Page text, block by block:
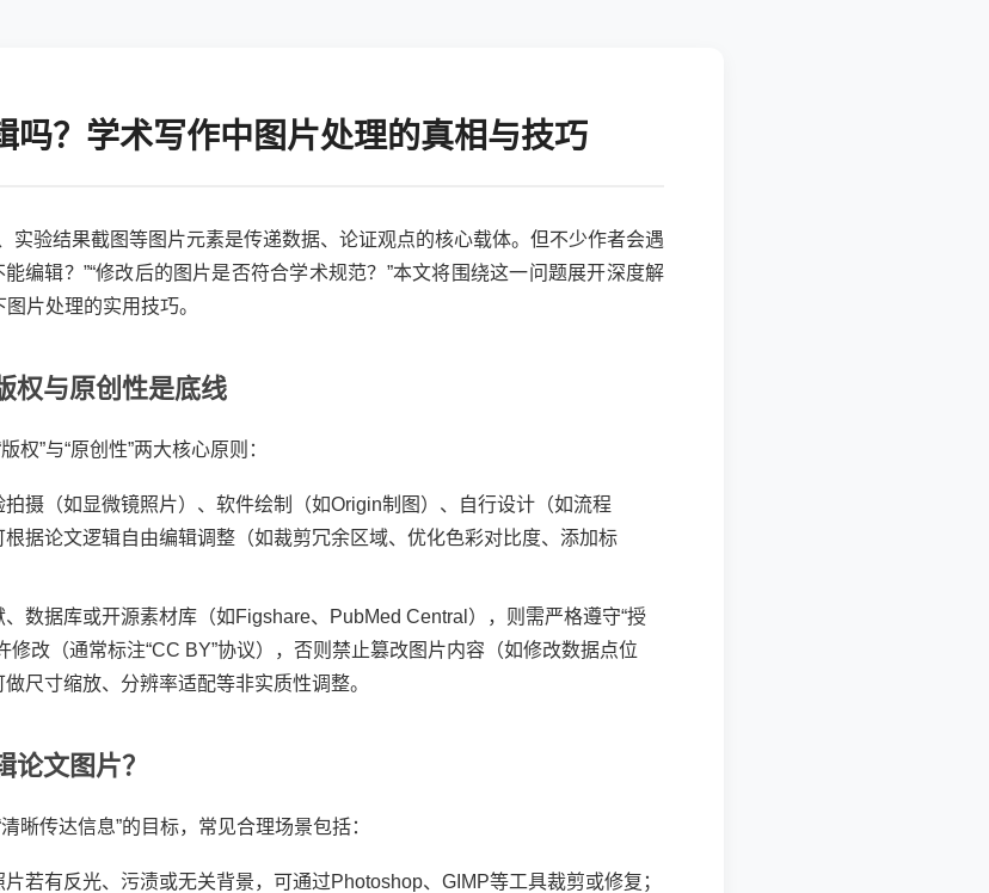
吗？学术写作中图片处理的真相与技巧
实验结果截图等图片元素是传递数据、论证观点的核心载体。但不少作者会遇
编辑？”“修改后的图片是否符合学术规范？”本文将围绕这一问题展开深度解
图片处理的实用技巧。
权与原创性是底线
权”与“原创性”两大核心原则：
拍摄（如显微镜照片）、软件绘制（如Origin制图）、自行设计（如流程
据论文逻辑自由编辑调整（如裁剪冗余区域、优化色彩对比度、添加标
、数据库或开源素材库（如Figshare、PubMed Central），则需严格遵守“授
改（通常标注“CC BY”协议），否则禁止篡改图片内容（如修改数据点位
尺寸缩放、分辨率适配等非实质性调整。
论文图片？
晰传达信息”的目标，常见合理场景包括：
片若有反光、污渍或无关背景，可通过Photoshop、GIMP等工具裁剪或修复；